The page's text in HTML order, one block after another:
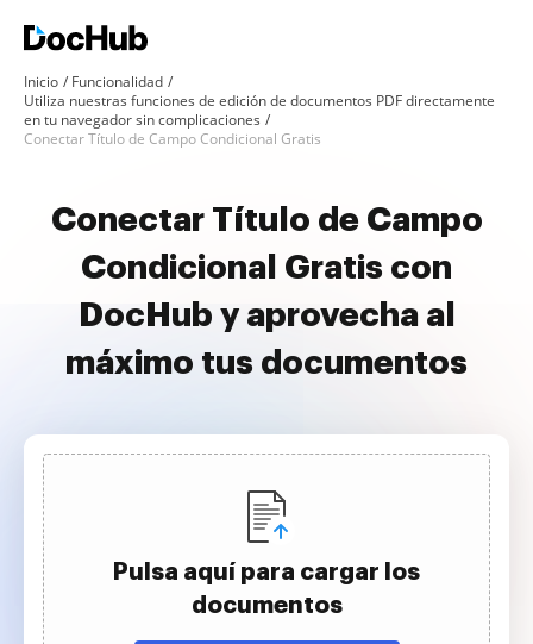
Inicio
Funcionalidad
Utiliza nuestras funciones de edición de documentos PDF directamente
en tu navegador sin complicaciones
Conectar Título de Campo Condicional Gratis
Conectar Título de Campo
Condicional Gratis con
DocHub y aprovecha al
máximo tus documentos
Pulsa aquí para cargar los
documentos